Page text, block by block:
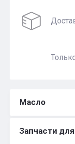
Масло
Запчасти